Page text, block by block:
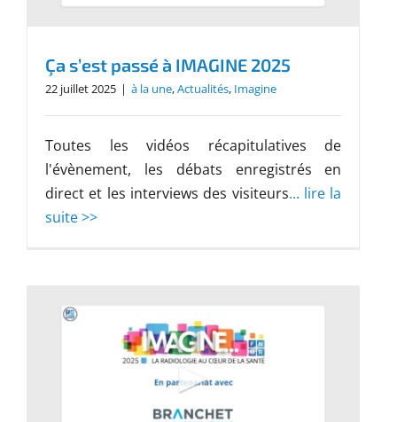
Ça s’est passé à IMAGINE 2025
22 juillet 2025 | à la une,Actualités, Imagine
Toutes les vidéos récapitulatives de
l'évènement, les débats enregistrés en
direct et les interviews des visiteurs... lire la
suite >>